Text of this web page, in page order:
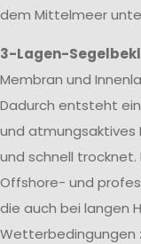
dem Mittelmeer
3-Lagen-
Membran und
Dadurch entsteht
und atmungsaktives
und schnell trocknet.
Offshore- und
die auch bei langen
Wetterbedingungen